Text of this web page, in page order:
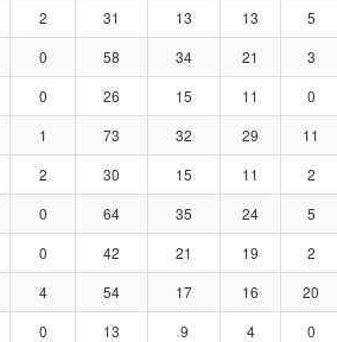
2 31 13 13 5
0 58 34 21 3
0 26 15 11 0
1 73 32 29 11
2 30 15 11 2
0 64 35 24 5
0 42 21 19 2
4 54 17 16 20
0 13 9 4 0